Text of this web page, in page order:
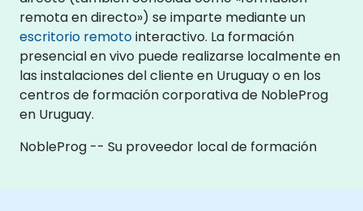
remota en directo») se imparte mediante un
escritorio remotointeractivo. La formación
presencial en vivo puede realizarse localmente en
las instalaciones del cliente en Uruguay o en los
centros de formación corporativa de NobleProg
en Uruguay.
NobleProg -- Su proveedor local de formación